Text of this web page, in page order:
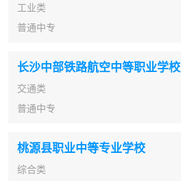
工业类
普通中专
长沙中部铁路航空中等职业学校
交通类
普通中专
桃源县职业中等专业学校
综合类